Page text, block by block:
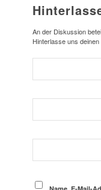
An der Diskussion
Hinterlasse uns